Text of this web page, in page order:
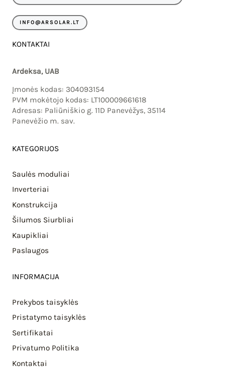
m
INFO@ARSOLAR.LT
KONTAKTAI
Ardeksa, UAB
Įmonės kodas: 304093154
PVM mokėtojo kodas: LT100009661618
Adresas: Paliūniškio g. 11D Panevėžys, 35114
Panevėžio m. sav.
KATEGORIJOS
Saulės moduliai
Inverteriai
Konstrukcija
Šilumos Siurbliai
Kaupikliai
Paslaugos
INFORMACIJA
Prekybos taisyklės
Pristatymo taisyklės
Sertifikatai
Privatumo Politika
Kontaktai